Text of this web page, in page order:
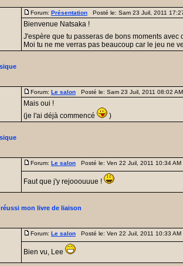
Forum: Présentation Posté le: Sam 23 Juil, 2011
Bienvenue Natsaka !
J'espère que tu passeras de bons moments
Moi tu ne me verras pas beaucoup car le jeu ne
Forum: Le salon Posté le: Sam 23 Juil, 2011 08:02
Mais oui !
(je l'ai déjà commencé
)
Forum: Le salon Posté le: Ven 22 Juil, 2011 10:34
Faut que j'y rejooouuue !
mon livre de liaison
Forum: Le salon Posté le: Ven 22 Juil, 2011 10:33
Bien vu, Lee